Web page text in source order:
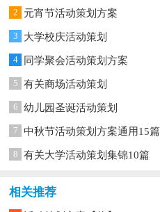
2 元宵节活动策划方案
3 大学校庆活动策划
4 同学聚会活动策划方案
5 有关商场活动策划
6 幼儿园圣诞活动策划
7 中秋节活动策划方案通用15篇
8 有关大学活动策划集锦10篇
相关推荐